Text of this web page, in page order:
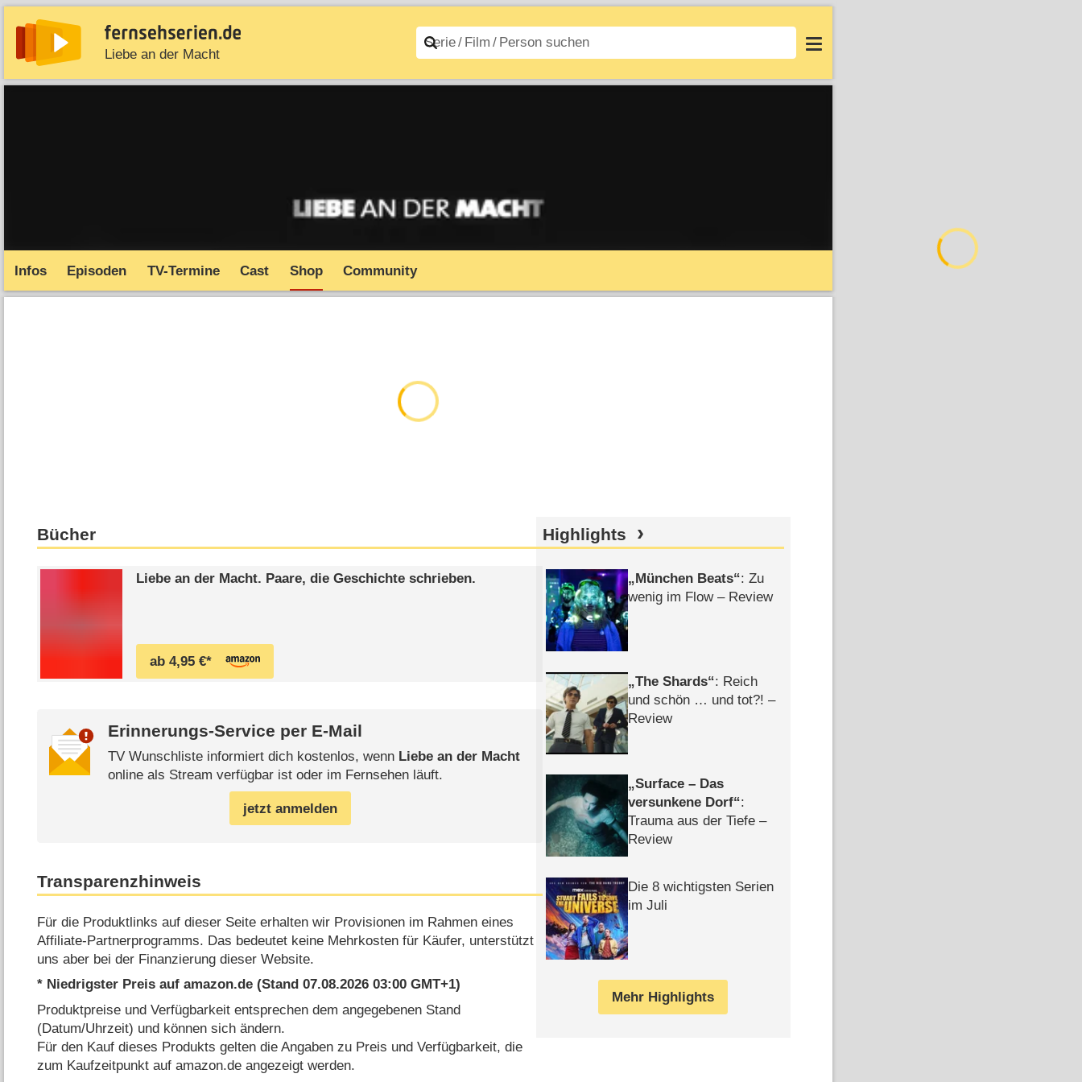
Liebe an der Macht
News Entdecken Streaming Filme A–Z Login
Infos Episoden TV-Termine Cast Shop Community
Bücher
Liebe an der Macht. Paare, die Geschichte schrieben.
ab 4,95 €*
Erinnerungs-Service per E-Mail
TV Wunschliste informiert dich kostenlos, wenn Liebe an der Macht
online als Stream verfügbar ist oder im Fernsehen läuft.
jetzt anmelden
Transparenzhinweis
Für die Produktlinks auf dieser Seite erhalten wir Provisionen im Rahmen eines
Affiliate-Partnerprogramms. Das bedeutet keine Mehrkosten für Käufer, unterstützt
uns aber bei der Finanzierung dieser Website.
* Niedrigster Preis auf amazon.de (Stand 07.08.2026 03:00 GMT+1)
Produktpreise und Verfügbarkeit entsprechen dem angegebenen Stand
(Datum/Uhrzeit) und können sich ändern.
Für den Kauf dieses Produkts gelten die Angaben zu Preis und Verfügbarkeit, die
zum Kaufzeitpunkt auf amazon.de angezeigt werden.
Highlights
München Beats : Zu
wenig im Flow – Review
The Shards : Reich
und schön … und tot?! –
Review
Surface – Das
versunkene Dorf :
Trauma aus der Tiefe –
Review
Die 8 wichtigsten Serien
im Juli
Mehr Highlights